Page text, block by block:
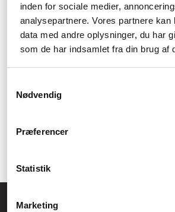
inden for sociale medier,
analysepartnere. Vores partnere kan
data med andre oplysninger, du har
som de har indsamlet fra din brug af
Nødvendig
Præferencer
Statistik
Marketing
Presentationsskapare
En presentationsskapare hjälper
presentationer med bildspel och
E-postklient
inkludera adressbokshantering och
Allmänna frågor: